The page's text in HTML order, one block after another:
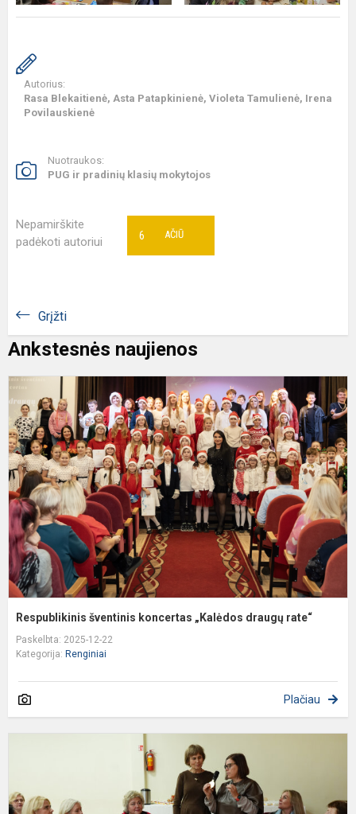
Autorius:
Rasa Blekaitienė, Asta Patapkinienė, Violeta Tamulienė, Irena
Povilauskienė
Nuotraukos:
PUG ir pradinių klasių mokytojos
Nepamirškite
padėkoti autoriui
AČIŪ
6
Grįžti
Ankstesnės naujienos
Respublikinis šventinis koncertas „Kalėdos draugų rate“
Paskelbta: 2025-12-22
Kategorija: Renginiai
Plačiau